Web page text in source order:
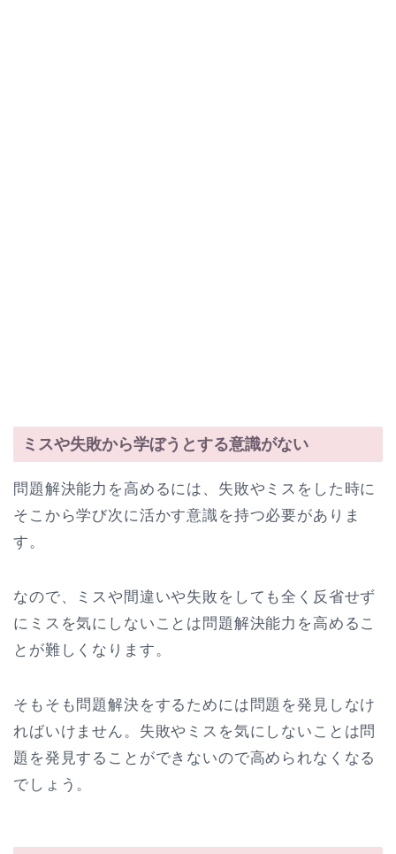
ミスや失敗から学ぼうとする意識がない
問題解決能力を高めるには、失敗やミスをした時に
そこから学び次に活かす意識を持つ必要がありま
す。
なので、ミスや間違いや失敗をしても全く反省せず
にミスを気にしないことは問題解決能力を高めるこ
とが難しくなります。
そもそも問題解決をするためには問題を発見しなけ
ればいけません。失敗やミスを気にしないことは問
題を発見することができないので高められなくなる
でしょう。